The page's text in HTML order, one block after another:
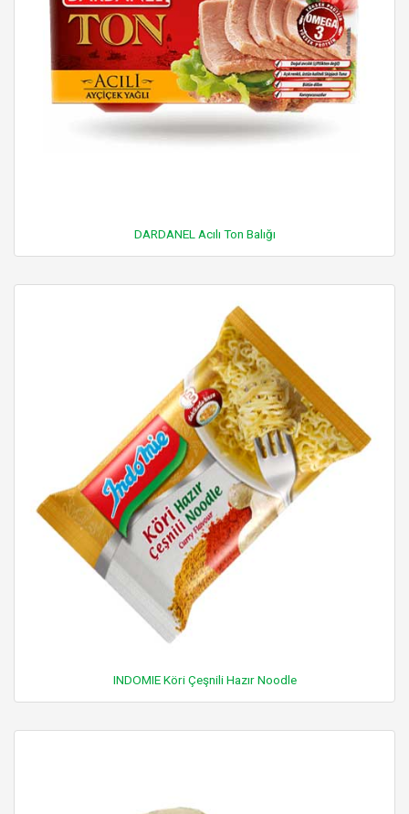
DARDANEL Acılı Ton Balığı
INDOMIE Köri Çeşnili Hazır Noodle